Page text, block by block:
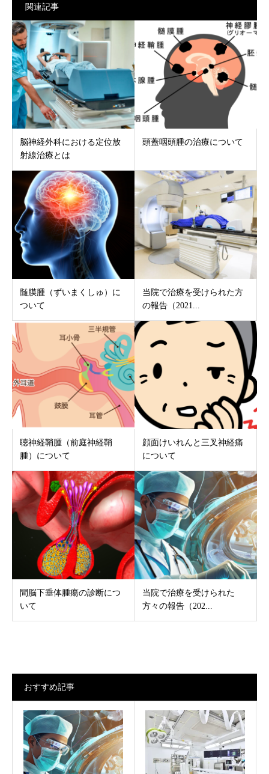
関連記事
脳神経外科における定位放
射線治療とは
頭蓋咽頭腫の治療について
髄膜腫（ずいまくしゅ）に
ついて
当院で治療を受けられた方
の報告（2021...
聴神経鞘腫（前庭神経鞘
腫）について
顔面けいれんと三叉神経痛
について
間脳下垂体腫瘍の診断につ
いて
当院で治療を受けられた
方々の報告（202...
おすすめ記事